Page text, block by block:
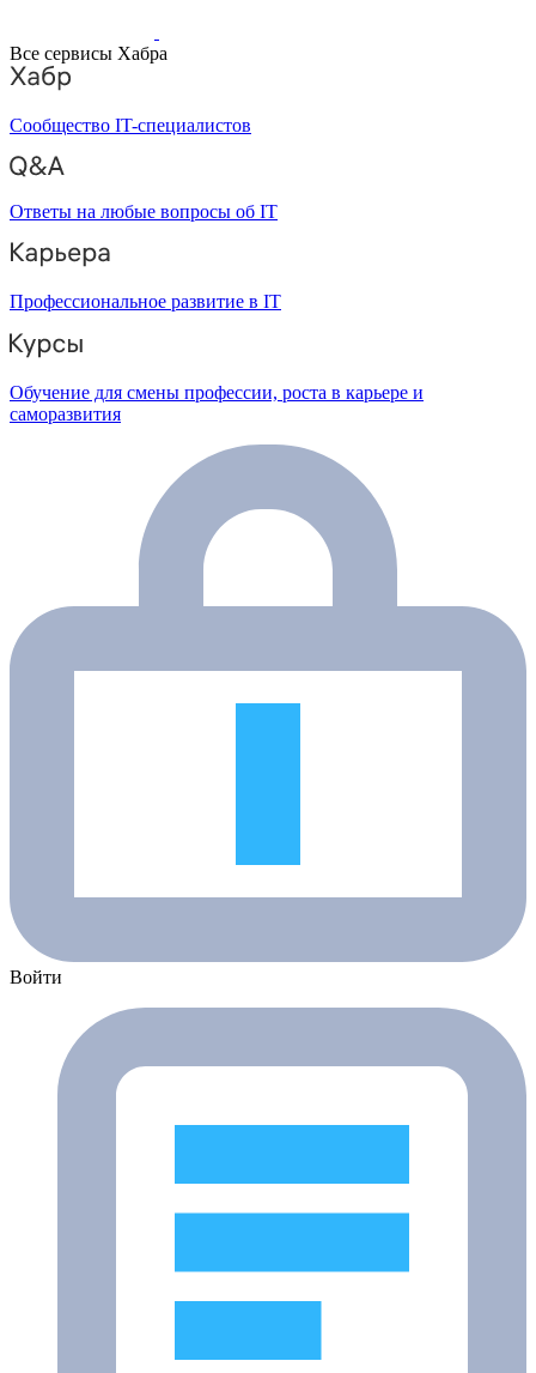
Все сервисы Хабра
Сообщество IT-специалистов
Ответы на любые вопросы об IT
Профессиональное развитие в IT
Обучение для смены профессии, роста в карьере и
саморазвития
Войти